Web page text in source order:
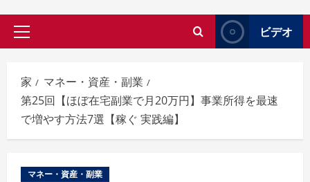
プ
イ
マ
リ
メ
ニ
ー
ビデオ
家
マネー・資産・副業
第25回【ほぼ在宅副業で月20万円】事業所得を最速
で増やす方法7選【稼ぐ 実践編】
マネー・資産・副業